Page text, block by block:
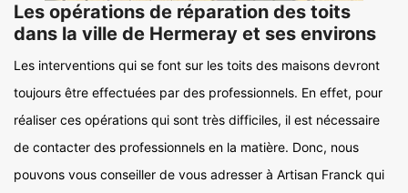
Les opérations de réparation des toits
dans la ville de Hermeray et ses environs
Les interventions qui se font sur les toits des maisons devront
toujours être effectuées par des professionnels. En effet, pour
réaliser ces opérations qui sont très difficiles, il est nécessaire
de contacter des professionnels en la matière. Donc, nous
pouvons vous conseiller de vous adresser à Artisan Franck qui